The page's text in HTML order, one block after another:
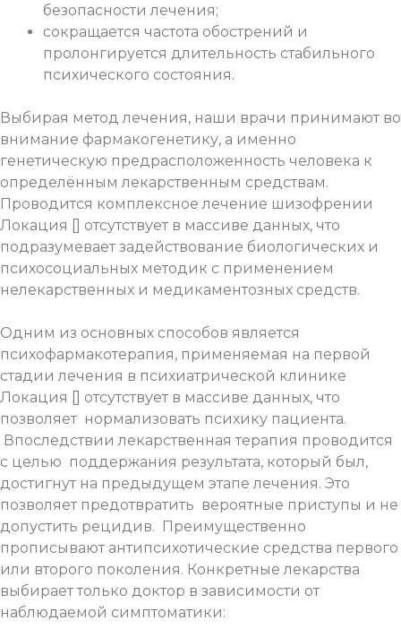
безопасности лечения;
сокращается частота обострений и
пролонгируется длительность стабильного
психического состояния.
Выбирая метод лечения, наши врачи принимают во
внимание фармакогенетику, а именно
генетическую предрасположенность человека к
определённым лекарственным средствам.
Проводится комплексное лечение шизофрении
Локация [] отсутствует в массиве данных, что
подразумевает задействование биологических и
психосоциальных методик с применением
нелекарственных и медикаментозных средств.
Одним из основных способов является
психофармакотерапия, применяемая на первой
стадии лечения в психиатрической клинике
Локация [] отсутствует в массиве данных, что
позволяет нормализовать психику пациента.
Впоследствии лекарственная терапия проводится
с целью поддержания результата, который был,
достигнут на предыдущем этапе лечения. Это
позволяет предотвратить вероятные приступы и не
допустить рецидив. Преимущественно
прописывают антипсихотические средства первого
или второго поколения. Конкретные лекарства
выбирает только доктор в зависимости от
наблюдаемой симптоматики: